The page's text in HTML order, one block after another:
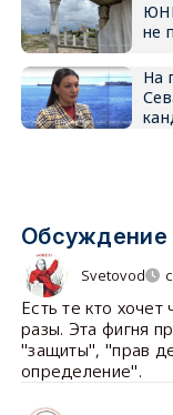
не
На
Обсуждение
Svetovod
Есть те кто
разы. Эта фигня
"защиты", "прав
определение".